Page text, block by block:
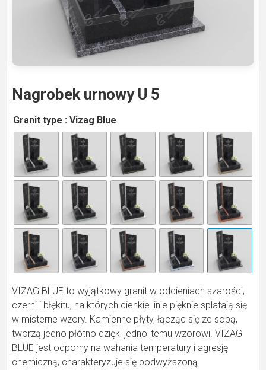
Nagrobek urnowy U 5
Granit type : Vizag Blue
VIZAG BLUE to wyjątkowy granit w odcieniach szarości,
czerni i błękitu, na których cienkie linie pięknie splatają się
w misterne wzory. Kamienne płyty, łącząc się ze sobą,
tworzą jedno płótno dzięki jednolitemu wzorowi. VIZAG
BLUE jest odporny na wahania temperatury i agresję
chemiczną, charakteryzuje się podwyższoną
A
lt
n
e